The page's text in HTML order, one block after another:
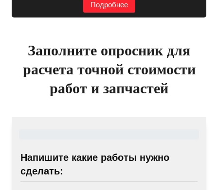
Подробнее
Заполните опросник для
расчета точной стоимости
работ и запчастей
Напишите какие работы нужно
сделать: